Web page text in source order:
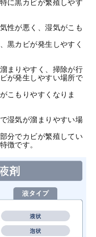
に黒カビが繁殖しやす
性が悪く、湿気がこも
黒カビが発生しやすく
まりやすく、掃除が行
が発生しやすい場所で
こもりやすくなりま
湿気が溜まりやすい場
分でカビが繁殖してい
徴です。